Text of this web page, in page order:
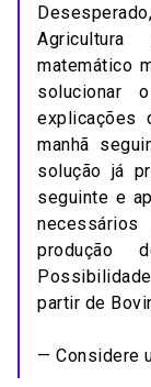
matemático
solucionar
explicações
manhã
solução já
seguinte e
produção
partir de
— Considere